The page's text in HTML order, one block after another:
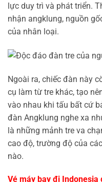
lực duy trì và phát triển.
nhận angklung, nguồn
của nhân loại.
Ngoài ra, chiếc đàn này
cụ làm từ tre khác, tạo
vào nhau khi tấu bất cứ
đàn Angklung nghe xa
là những mảnh tre va
cao độ, trường độ của
nào.
Vé máy bay đi Indonesia